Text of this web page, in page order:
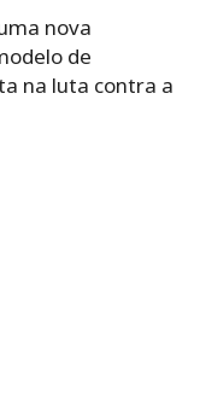
nova
de
na luta contra a